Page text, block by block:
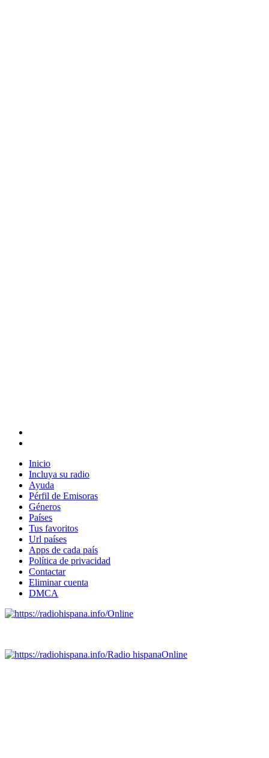
Inicio
Incluya su radio
Ayuda
Pérfil de Emisoras
Géneros
Países
Tus favoritos
Url países
Apps de cada país
Política de privacidad
Contactar
Eliminar cuenta
DMCA
Online
Radio hispanaOnline